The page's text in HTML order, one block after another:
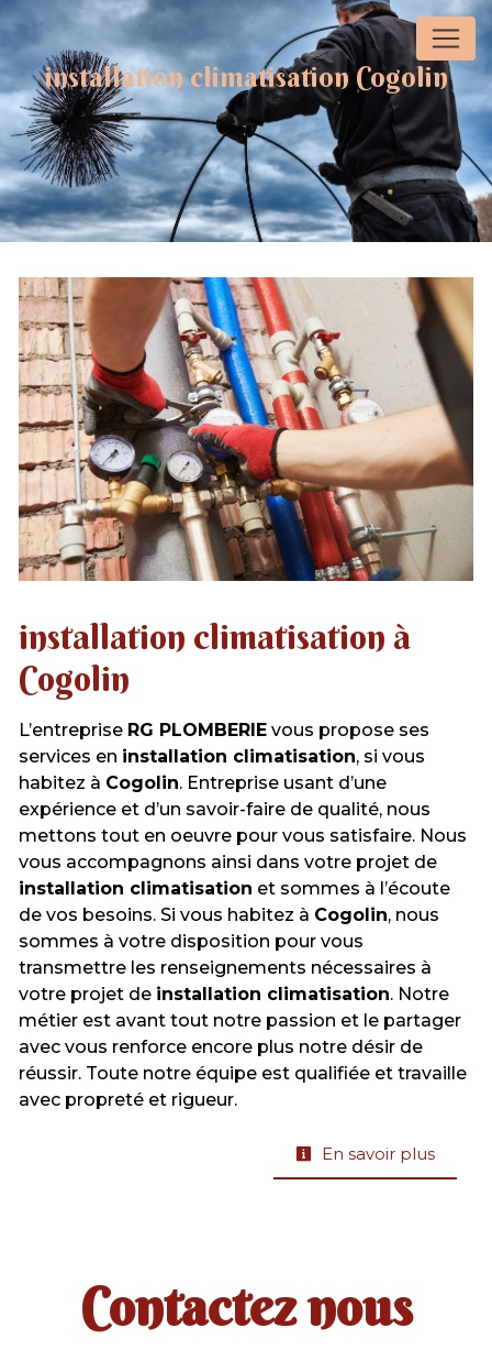
installation climatisation Cogolin
installation climatisation à
Cogolin
L’entreprise RG PLOMBERIE vous propose ses
services en installation climatisation, si vous
habitez à Cogolin. Entreprise usant d’une
expérience et d’un savoir-faire de qualité, nous
mettons tout en oeuvre pour vous satisfaire. Nous
vous accompagnons ainsi dans votre projet de
installation climatisation et sommes à l’écoute
de vos besoins. Si vous habitez à Cogolin, nous
sommes à votre disposition pour vous
transmettre les renseignements nécessaires à
votre projet de installation climatisation. Notre
métier est avant tout notre passion et le partager
avec vous renforce encore plus notre désir de
réussir. Toute notre équipe est qualifiée et travaille
avec propreté et rigueur.
En savoir plus
Contactez nous
Panneau de gestion des cookies